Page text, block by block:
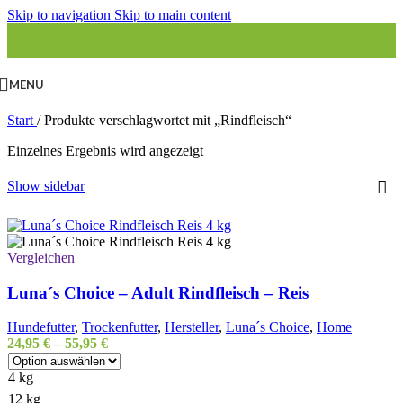
Skip to navigation Skip to main content
MENU
Start / Produkte verschlagwortet mit „Rindfleisch“
Einzelnes Ergebnis wird angezeigt
Show sidebar
Vergleichen
Luna´s Choice – Adult Rindfleisch – Reis
Hundefutter, Trockenfutter, Hersteller, Luna´s Choice, Home
24,95 € – 55,95 €
4 kg
12 kg